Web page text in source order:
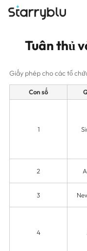
Tuân thủ
Giấy phép cho các tổ
Con số
1
2
3
4